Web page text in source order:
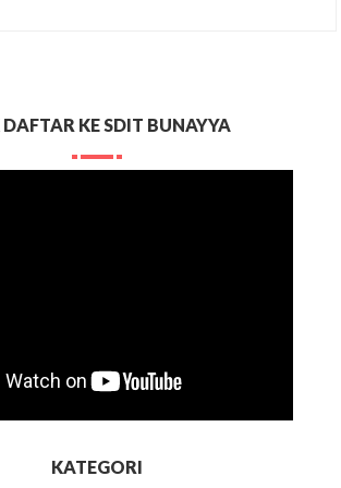
KE SDIT BUNAYYA
KATEGORI